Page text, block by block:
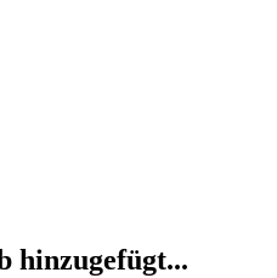
hinzugefügt...